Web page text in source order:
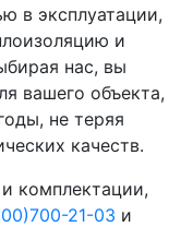
в эксплуатации,
и
нас, вы
вашего объекта,
не теряя
качеств.
комплектации,
21-03 и